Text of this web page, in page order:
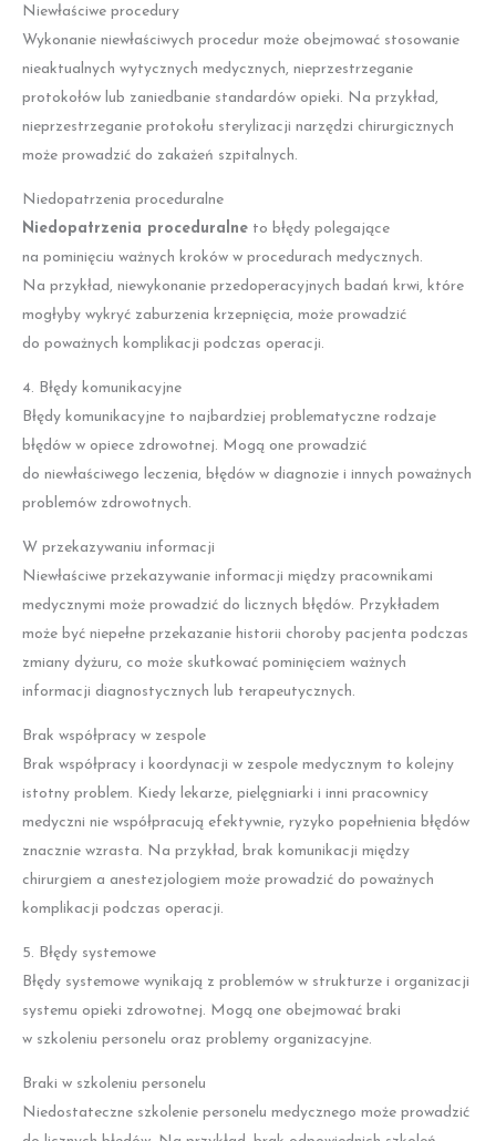
Niewłaściwe procedury
Wykonanie niewłaściwych procedur może obejmować stosowanie
nieaktualnych wytycznych medycznych, nieprzestrzeganie
protokołów lub zaniedbanie standardów opieki. Na przykład,
nieprzestrzeganie protokołu sterylizacji narzędzi chirurgicznych
może prowadzić do zakażeń szpitalnych.
Niedopatrzenia proceduralne
Niedopatrzenia proceduralne to błędy polegające
na pominięciu ważnych kroków w procedurach medycznych.
Na przykład, niewykonanie przedoperacyjnych badań krwi, które
mogłyby wykryć zaburzenia krzepnięcia, może prowadzić
do poważnych komplikacji podczas operacji.
4. Błędy komunikacyjne
Błędy komunikacyjne to najbardziej problematyczne rodzaje
błędów w opiece zdrowotnej. Mogą one prowadzić
do niewłaściwego leczenia, błędów w diagnozie i innych poważnych
problemów zdrowotnych.
W przekazywaniu informacji
Niewłaściwe przekazywanie informacji między pracownikami
medycznymi może prowadzić do licznych błędów. Przykładem
może być niepełne przekazanie historii choroby pacjenta podczas
zmiany dyżuru, co może skutkować pominięciem ważnych
informacji diagnostycznych lub terapeutycznych.
Brak współpracy w zespole
Brak współpracy i koordynacji w zespole medycznym to kolejny
istotny problem. Kiedy lekarze, pielęgniarki i inni pracownicy
medyczni nie współpracują efektywnie, ryzyko popełnienia błędów
znacznie wzrasta. Na przykład, brak komunikacji między
chirurgiem a anestezjologiem może prowadzić do poważnych
komplikacji podczas operacji.
5. Błędy systemowe
Błędy systemowe wynikają z problemów w strukturze i organizacji
systemu opieki zdrowotnej. Mogą one obejmować braki
w szkoleniu personelu oraz problemy organizacyjne.
Braki w szkoleniu personelu
Niedostateczne szkolenie personelu medycznego może prowadzić